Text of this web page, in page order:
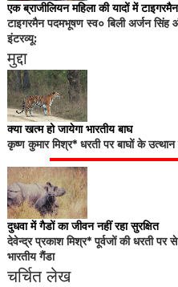
एक ब्राजीलियन महिला की यादों में
टाइगरमैन पदमभूषण स्व० बिली अर्जन सिंह
इंटरव्यू:
मुद्दा
क्या खत्म हो जायेगा भारतीय बाघ
कृष्ण कुमार मिश्र* धरती पर बाघों के
दुधवा में गैडों का जीवन नहीं रहा सुरक्षित
देवेन्द्र प्रकाश मिश्र* पूर्वजों की धरती पर
भारतीय गैंडा
चर्चित लेख